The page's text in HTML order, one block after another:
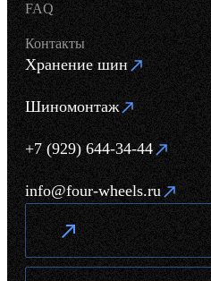
FAQ
Контакты
Хранение шин
Шиномонтаж
+7 (929) 644-34-44
info@four-wheels.ru